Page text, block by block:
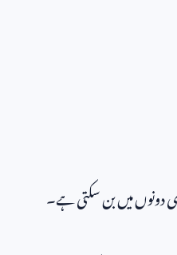
دونوں میں بن سکتی ہے۔